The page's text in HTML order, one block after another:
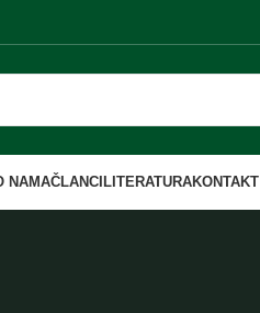
NAMAČLANCI LITERATURAKONTAKT